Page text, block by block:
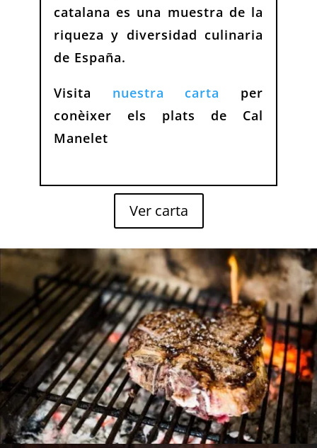
catalana es una muestra de la
riqueza y diversidad culinaria
de España.
Visita nuestra carta per
conèixer els plats de Cal
Manelet
Ver carta